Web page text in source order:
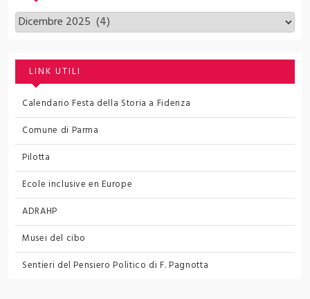
Archivi
LINK UTILI
Calendario Festa della Storia a Fidenza
Comune di Parma
Pilotta
Ecole inclusive en Europe
ADRAHP
Musei del cibo
Sentieri del Pensiero Politico di F. Pagnotta